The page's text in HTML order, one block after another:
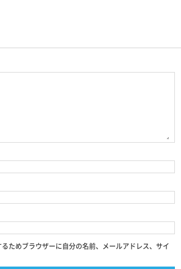
ためブラウザーに自分の名前、メールアドレス、サイ